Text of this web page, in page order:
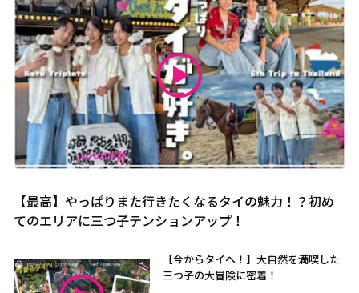
【最高】やっぱりまた行きたくなるタイの魅力！？初め
てのエリアに三つ子テンションアップ！
【今からタイへ！】大自然を満喫した
三つ子の大冒険に密着！